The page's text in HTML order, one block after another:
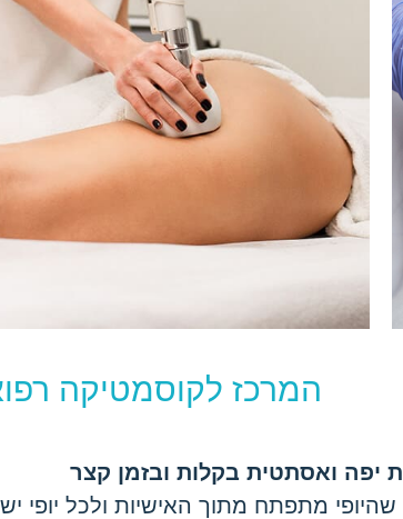
חיטוב הגוף והעלמת
טיפול בצלוליטיס נעשה בטכנולוגיה
צלוליט אינו גזירה משמיים, אין צורך לסבול
החיים יפים ויכולים להיות יותר קלים.
המרכז לקוסמטיקה
יפה ואסתטית בקלות ובזמן קצר​
מתפתח מתוך האישיות ולכל